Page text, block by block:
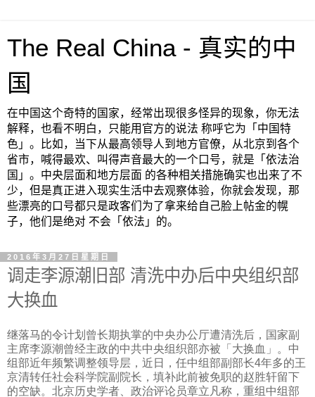
The Real China - 真实的中
国
在中国这个奇特的国家，经常出现很多怪异的现象，你无法
解释，也看不明白，只能用官方的说法 称呼它为「中国特
色」。比如，当下从最高领导人到地方官僚，从北京到各个
省市，喊得最欢、叫得声音最大的一个口号，就是「依法治
国」。中央层面和地方层面 的各种相关措施确实也出来了不
少，但是真正进入现实生活中去观察体验，你就会发现，那
些漂亮的口号都只是政客们为了拿来给自己脸上帖金的幌
子，他们是绝对 不会「依法」的。
2016年3月27日星期日
调走李源潮旧部 清洗中办后中央组织部
大换血
继落马的令计划曾长期执掌的中央办公厅遭清洗后，国家副
主席李源潮曾经主政的中共中央组织部亦被「大换血」。中
组部近年频繁调整领导层，近日，任中组部副部长4年多的王
京清转任社会科学院副院长，填补此前被免职的赵胜轩留下
的空缺。北京历史学者、政治评论员章立凡称，重组中组部